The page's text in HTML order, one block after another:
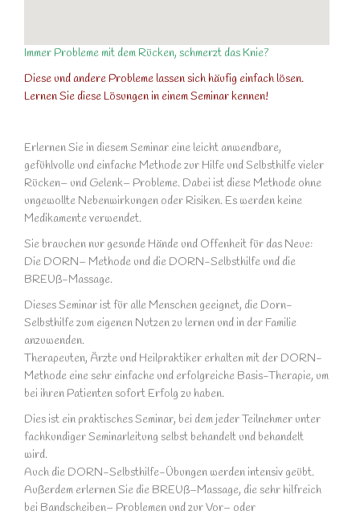
Immer Probleme mit dem Rücken, schmerzt das Knie?
Diese und andere Probleme lassen sich häufig einfach lösen.
Lernen Sie diese Lösungen in einem Seminar kennen!
Erlernen Sie in diesem Seminar eine leicht anwendbare,
gefühlvolle und einfache Methode zur Hilfe und Selbsthilfe vieler
Rücken– und Gelenk– Probleme. Dabei ist diese Methode ohne
ungewollte Nebenwirkungen oder Risiken. Es werden keine
Medikamente verwendet.
Sie brauchen nur gesunde Hände und Offenheit für das Neue:
Die DORN– Methode und die DORN-Selbsthilfe und die
BREUß-Massage.
Dieses Seminar ist für alle Menschen geeignet, die Dorn-
Selbsthilfe zum eigenen Nutzen zu lernen und in der Familie
anzuwenden.
Therapeuten, Ärzte und Heilpraktiker erhalten mit der DORN-
Methode eine sehr einfache und erfolgreiche Basis-Therapie, um
bei ihren Patienten sofort Erfolg zu haben.
Dies ist ein praktisches Seminar, bei dem jeder Teilnehmer unter
fachkundiger Seminarleitung selbst behandelt und behandelt
wird.
Auch die DORN-Selbsthilfe-Übungen werden intensiv geübt.
Außerdem erlernen Sie die BREUß–Massage, die sehr hilfreich
bei Bandscheiben– Problemen und zur Vor– oder